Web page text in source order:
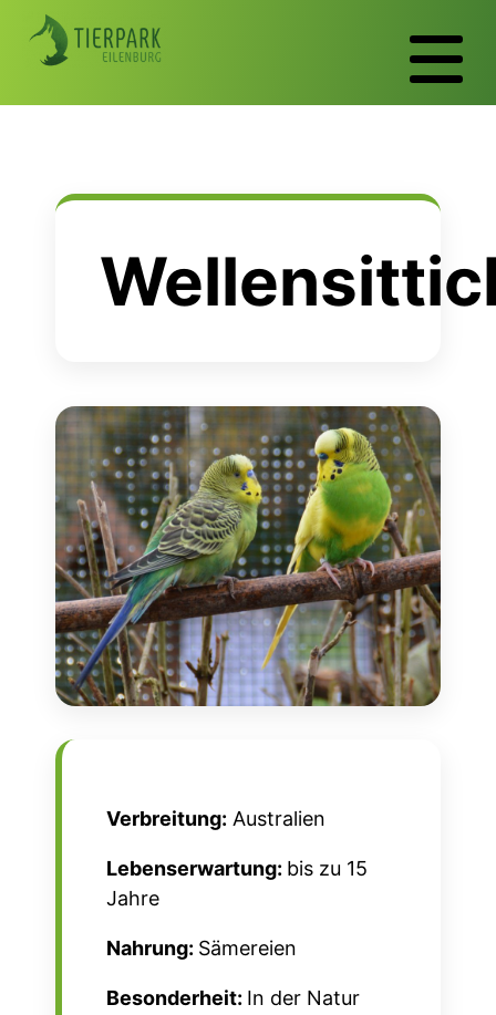
Verbreitung: Australien
Lebenserwartung: bis zu 15
Jahre
Nahrung: Sämereien
Besonderheit: In der Natur